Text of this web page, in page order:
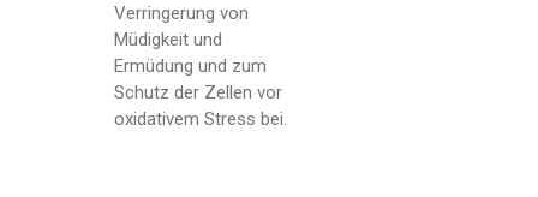
Verringerung von
Müdigkeit und
Ermüdung und zum
Schutz der Zellen vor
oxidativem Stress bei.